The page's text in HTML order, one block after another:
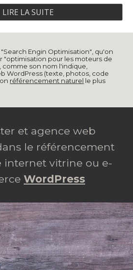
LA SUITE
Engin Optimisation" , qu'on
"optimisation pour les moteurs de
comme son nom l'indique,
WordPress (texte, photos, code
référencement naturel le plus
et agence web
le référencement
internet vitrine ou e-
WordPress